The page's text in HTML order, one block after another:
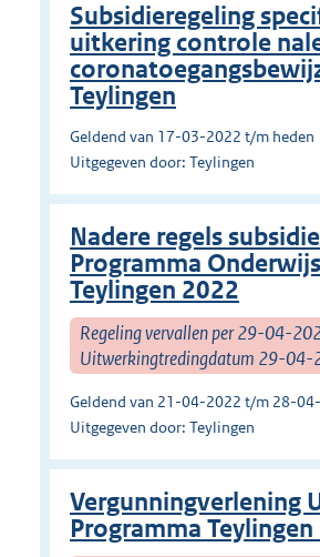
Subsidieregeling
uitkering controle
Teylingen
Geldend van 17-03-2022 t/m heden
Uitgegeven door: Teylingen
Nadere regels
Programma
Teylingen 2022
Regeling vervallen per 29-04-
Uitwerkingtredingdatum 29-04-
Geldend van 21-04-2022 t/m 28-
Uitgegeven door: Teylingen
Vergunningverlening
Programma